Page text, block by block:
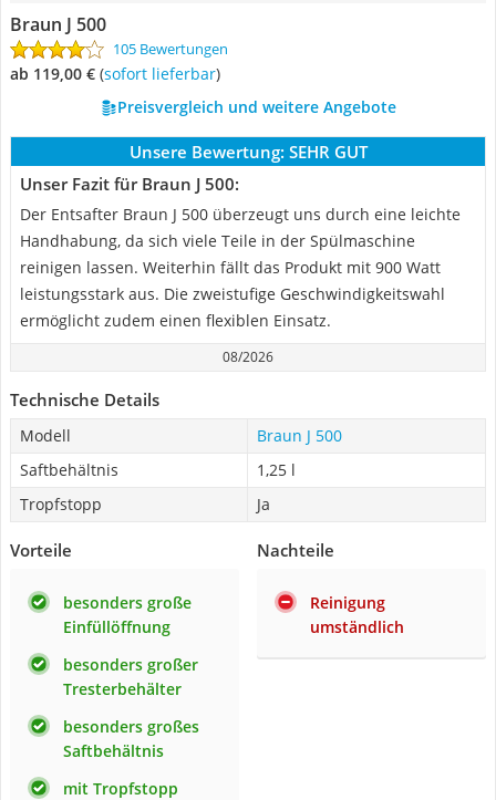
Braun J 500
105 Bewertungen
ab 119,00 € ( Sofort lieferbar)
Preisvergleich und weitere Angebote
Unsere Bewertung: SEHR GUT
Unser Fazit für Braun J 500:
Der Entsafter Braun J 500 überzeugt uns durch eine leichte
Handhabung, da sich viele Teile in der Spülmaschine
reinigen lassen. Weiterhin fällt das Produkt mit 900 Watt
leistungsstark aus. Die zweistufige Geschwindigkeitswahl
ermöglicht zudem einen flexiblen Einsatz.
08/2026
Technische Details
Modell
Braun J 500
Saftbehältnis
1,25 l
Tropfstopp
Ja
Vorteile
besonders große
Einfüllöffnung
besonders großer
Tresterbehälter
besonders großes
Saftbehältnis
mit Tropfstopp
Nachteile
Reinigung
umständlich